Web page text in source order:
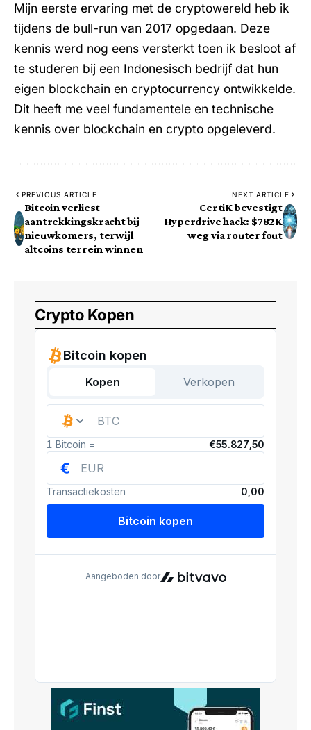
Mijn eerste ervaring met de cryptowereld heb ik
tijdens de bull-run van 2017 opgedaan. Deze
kennis werd nog eens versterkt toen ik besloot af
te studeren bij een Indonesisch bedrijf dat hun
eigen blockchain en cryptocurrency ontwikkelde.
Dit heeft me veel fundamentele en technische
kennis over blockchain en crypto opgeleverd.
PREVIOUS ARTICLE
Bitcoin verliest
aantrekkingskracht bij
nieuwkomers, terwijl
altcoins terrein winnen
NEXT ARTICLE
CertiK bevestigt
Hyperdrive hack: $782K
weg via router fout
Crypto Kopen